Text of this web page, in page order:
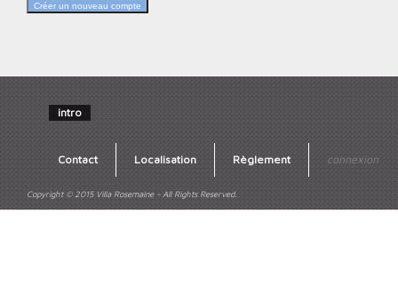
intro
Contact Localisation Règlement connexion
Copyright © 2015 Villa Rosemaine - All Rights Reserved.